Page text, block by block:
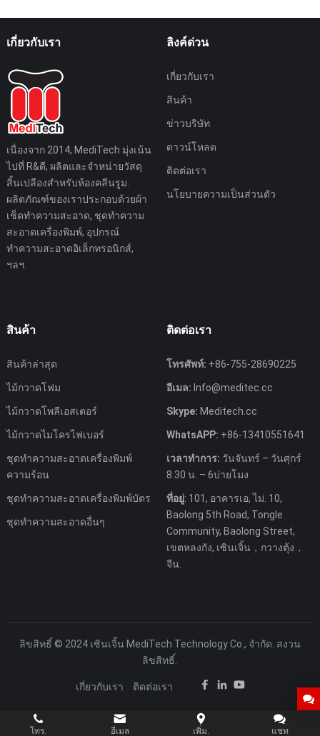
เกี่ยวกับเรา
เนื่องจาก 2014, MediTech มุ่งเน้น
ไปที่ R&ดี, ผลิตและจำหน่ายวัสดุ
สิ้นเปลืองสำหรับห้องคลีนรูม.
ผลิตภัณฑ์ของเราประกอบด้วยผ้า
เช็ดทำความสะอาด, ชุดทำความ
สะอาดเครื่องพิมพ์, อุปกรณ์
ทำความสะอาดอิเล็กทรอนิกส์,
ฯลฯ.
ลิงค์ด่วน
เกี่ยวกับเรา
สินค้า
ข่าวบริษัท
ดาวน์โหลด
ติดต่อเรา
นโยบายความเป็นส่วนตัว
สินค้า
สินค้าล่าสุด
ไม้กวาดโฟม
ไม้กวาดโพลีเอสเตอร์
ไม้กวาดไมโครไฟเบอร์
ชุดทำความสะอาดเครื่องพิมพ์
ความร้อน
ชุดทำความสะอาดเครื่องพิมพ์บัตร
ชุดทำความสะอาดอื่นๆ
ติดต่อเรา
โทรศัพท์: +86-755-28690225
อีเมล: Info@meditec.cc
Skype: Meditech.cc
WhatsAPP: +86-13410551641
เวลาทำการ: วันจันทร์ – วันศุกร์
8.30 น. – 6บ่ายโมง
ที่อยู่: 101, อาคารเอ, ไม่. 10,
Baolong 5th Road, Tongle
Community, Baolong Street,
เขตหลงกัง, เซินเจิ้น，กวางตุ้ง，
จีน.
ลิขสิทธิ์ © 2024 เซินเจิ้น MediTech Technology Co., จำกัด. สงวน
ลิขสิทธิ์.
เกี่ยวกับเรา ติดต่อเรา
โทร. อีเมล เพิ่ม. แชท